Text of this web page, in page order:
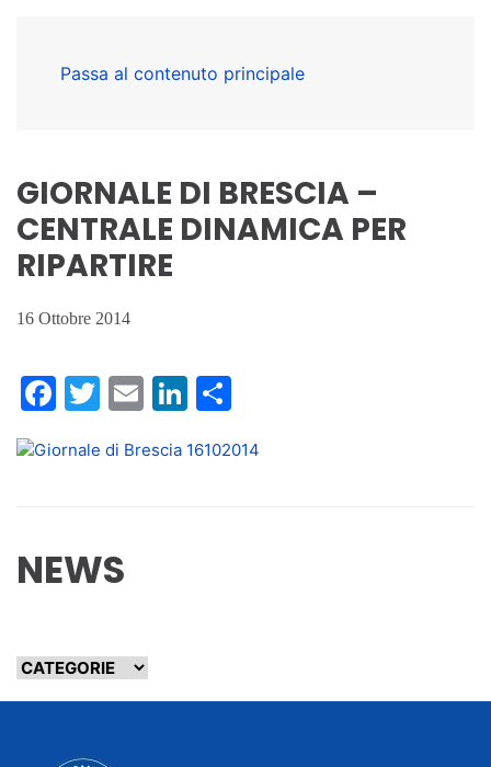
Passa al contenuto principale
GIORNALE DI BRESCIA –
CENTRALE DINAMICA PER
RIPARTIRE
16 Ottobre 2014
Facebook
Twitter
EmailLinkedIn
NEWS